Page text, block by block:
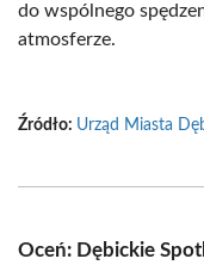
do wspólnego
atmosferze.
Źródło: Urząd Miasta
Oceń: Dębickie